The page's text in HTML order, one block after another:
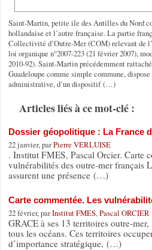
Saint-Martin, petite ile des Antilles du Nord
hollandaise et l’autre française. La partie
Collectivité d’Outre-Mer (COM) relevant de
loi organique n°2007-223 (21 février 2007),
2010-92). Saint-Martin précédemment
Guadeloupe comme simple commune,
administrative, d’un dispositif (…)
Articles liés à ce mot-clé :
Dossier géopolitique : La France
22 janvier, parPierre VERLUISE
. Institut FMES, Pascal Orcier. Carte
vulnérabilités des outre-mer français
assurent une présence (…)
Carte commentée. Les
22 février, parInstitut FMES, Pascal ORCIER
GRACE à ses 13 territoires outre-
tous les océans. Ces territoires
d’importance stratégique, (…)